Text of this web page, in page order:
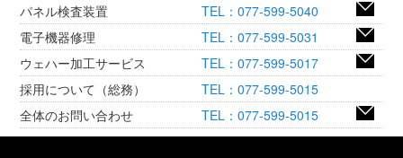
パネル検査装置
TEL：077-599-5040
電子機器修理
TEL：077-599-5031
ウェハー加工サービス
TEL：077-599-5017
採用について（総務）
TEL：077-599-5015
全体のお問い合わせ
TEL：077-599-5015